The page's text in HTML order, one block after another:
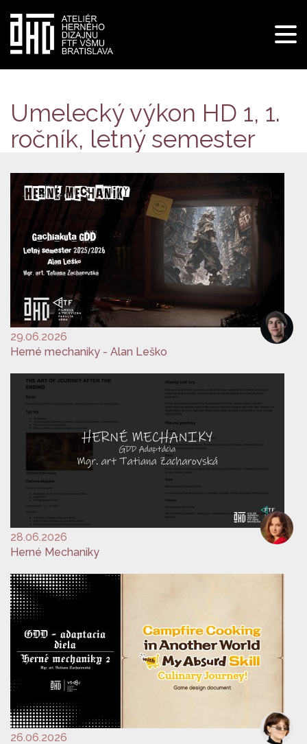
Skočiť
hlavný
obsah
Umelecký výkon HD 1, 1.
ročník, letný semester
29.06.2026
Herné mechaniky - Alan Leško
28.06.2026
Herné Mechaniky
26.06.2026